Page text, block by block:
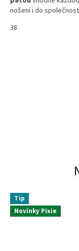
nošení i do
38
Tip
Novinky Pixie